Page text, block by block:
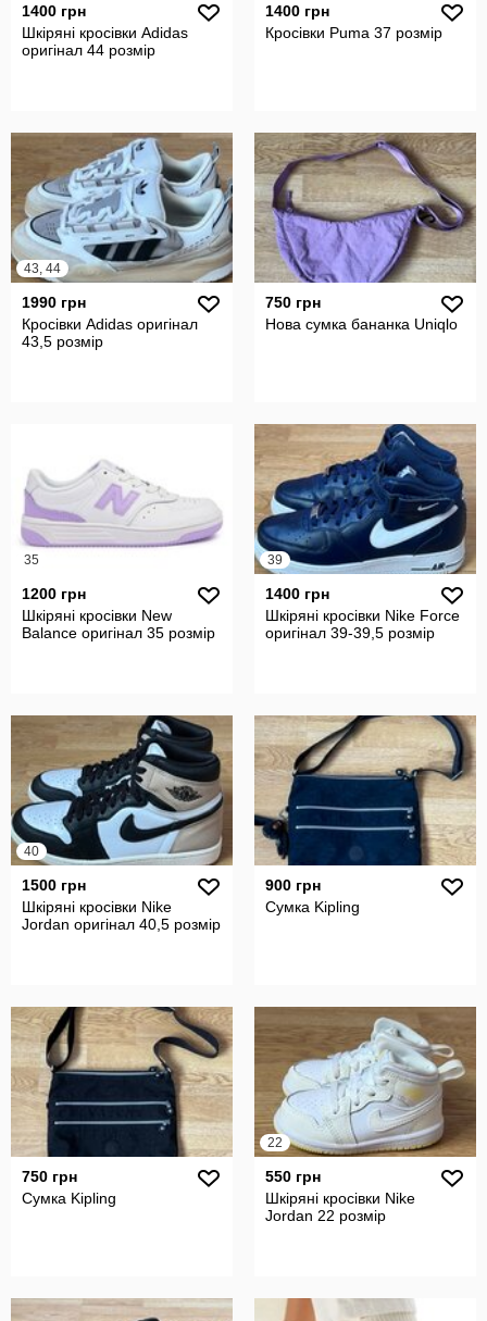
1400 грн
Шкіряні кросівки Adidas
оригінал 44 розмір
1400 грн
Кросівки Puma 37 розмір
43, 44
1990 грн
Кросівки Adidas оригінал
43,5 розмір
750 грн
Нова сумка бананка Uniqlo
35
1200 грн
Шкіряні кросівки New
Balance оригінал 35 розмір
39
1400 грн
Шкіряні кросівки Nike Force
оригінал 39-39,5 розмір
40
1500 грн
Шкіряні кросівки Nike
Jordan оригінал 40,5 розмір
900 грн
Сумка Kipling
750 грн
Сумка Kipling
22
550 грн
Шкіряні кросівки Nike
Jordan 22 розмір